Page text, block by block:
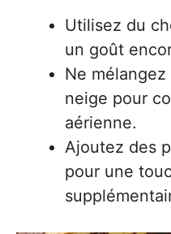
Utilisez du
un goût
Ne
neige pour
aérienne.
Ajoutez des
pour une